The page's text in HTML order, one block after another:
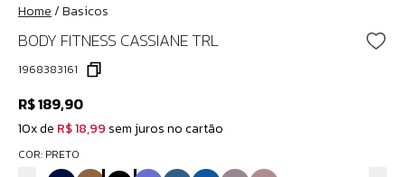
Home/Basicos
BODY FITNESS CASSIANE TRL
1968383161
R$ 189,90
10x de R$ 18,99 sem juros no cartão
COR: PRETO